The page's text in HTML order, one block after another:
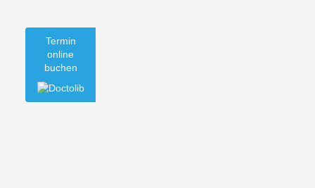
Termin
online
buchen